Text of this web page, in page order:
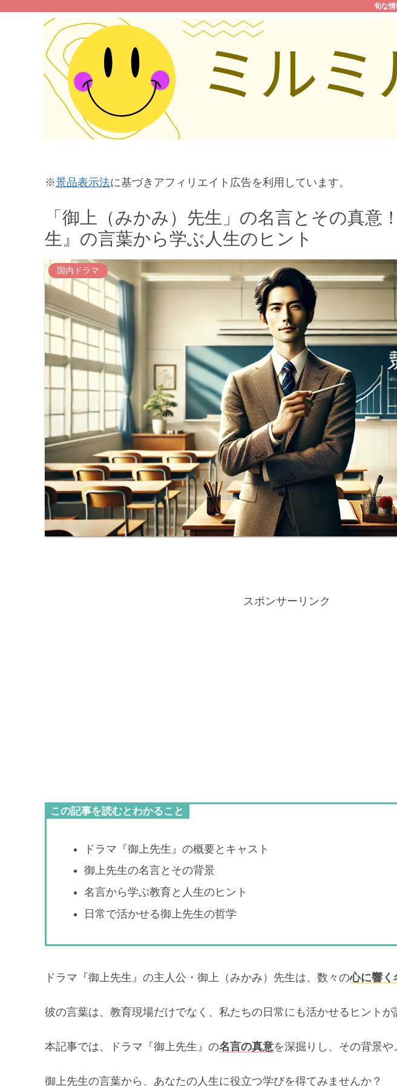
旬な情
※景品表示法に基づきアフィリエイト広告を利用しています。
「御上（みかみ）先生」の名言とその真意
生』の言葉から学ぶ人生のヒント
国内ドラマ
スポンサーリンク
この記事を読むとわかること
ドラマ『御上先生』の概要とキャスト
御上先生の名言とその背景
名言から学ぶ教育と人生のヒント
日常で活かせる御上先生の哲学
ドラマ『御上先生』の主人公・御上（みかみ）先生は、数々の心に響く
彼の言葉は、教育現場だけでなく、私たちの日常にも活かせるヒントが
本記事では、ドラマ『御上先生』の名言の真意を深掘りし、その背景や
御上先生の言葉から、あなたの人生に役立つ学びを得てみませんか？